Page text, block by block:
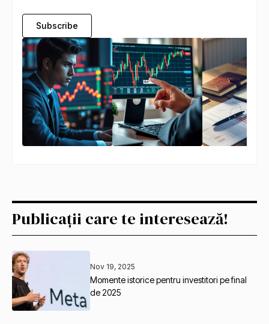
Subscribe
Publicații care te interesează!
Nov 19, 2025
Momente istorice pentru investitori pe final
de 2025